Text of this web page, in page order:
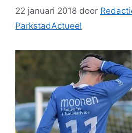
22 januari 2018 door
ParkstadActueel